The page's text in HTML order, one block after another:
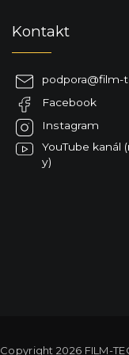
Kontakt
podpora@film-
Facebook
Instagram
YouTube kanál
y)
Copyright 2026 FILM-